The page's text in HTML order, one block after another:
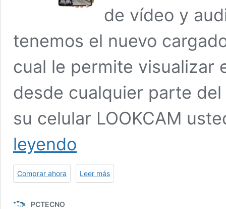
de vídeo y
tenemos el nuevo
cual le permite visualizar
desde cualquier parte
su celular LOOKCAM
leyendo
USB
Lookcam
Comprar ahora Leer más
PCTECNO